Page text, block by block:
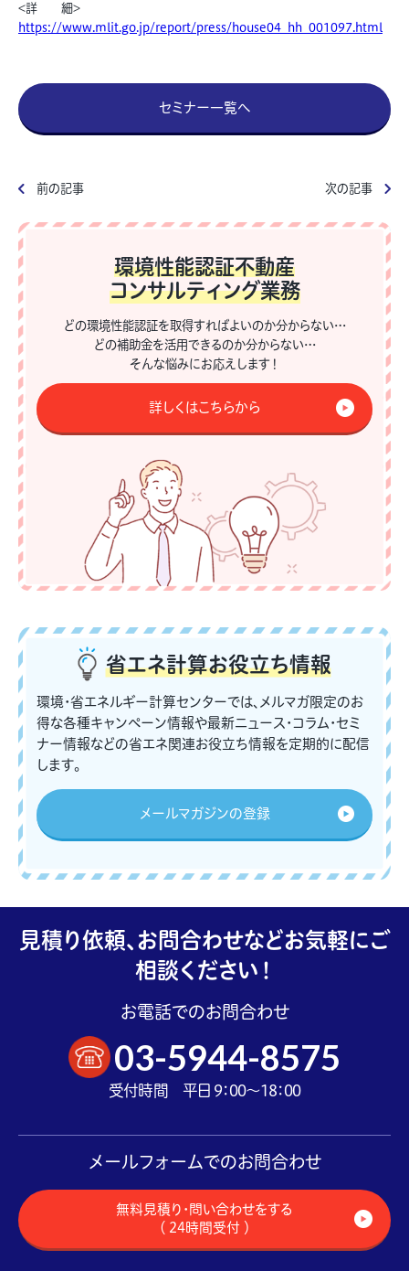
<詳 細>
https://www.mlit.go.jp/report/press/house04_hh_001097.html
セミナー一覧へ
前の記事 次の記事
環境性能認証不動産
コンサルティング業務
どの環境性能認証を取得すればよいのか分からない…
どの補助金を活用できるのか分からない…
そんな悩みにお応えします！
詳しくはこちらから
省エネ計算お役立ち情報
環境・省エネルギー計算センターでは、メルマガ限定のお
得な各種キャンペーン情報や最新ニュース・コラム・セミ
ナー情報などの省エネ関連お役立ち情報を定期的に配信
します。
メールマガジンの登録
見積り依頼、お問合わせなどお気軽にご
相談ください！
お電話でのお問合わせ
03-5944-8575
受付時間 平日 9：00～18：00
メールフォームでのお問合わせ
無料見積り・問い合わせをする
（ 24時間受付 ）